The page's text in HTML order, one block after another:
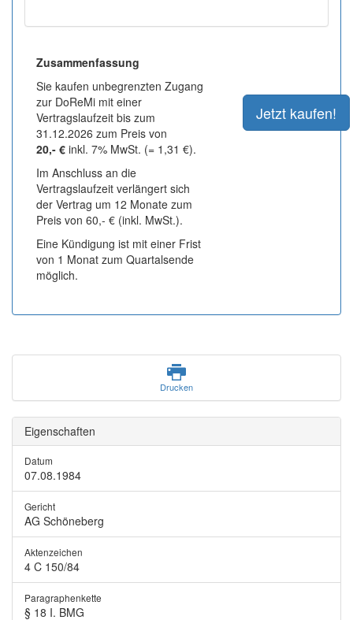
Zusammenfassung
Sie kaufen unbegrenzten Zugang
zur DoReMi mit einer
Vertragslaufzeit bis zum
31.12.2026 zum Preis von
20,- € inkl. 7% MwSt. (= 1,31 €).
Im Anschluss an die
Vertragslaufzeit verlängert sich
der Vertrag um 12 Monate zum
Preis von 60,- € (inkl. MwSt.).
Eine Kündigung ist mit einer Frist
von 1 Monat zum Quartalsende
möglich.
Drucken
Eigenschaften
Datum
07.08.1984
Gericht
AG Schöneberg
Aktenzeichen
4 C 150/84
Paragraphenkette
§ 18 I. BMG